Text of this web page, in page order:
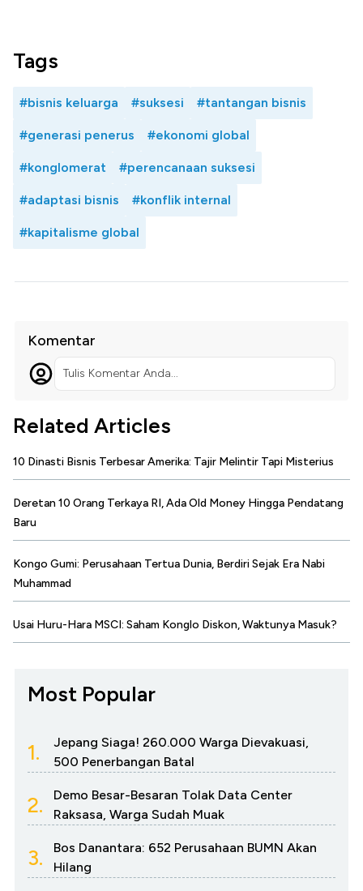
Tags
#bisnis keluarga #suksesi #tantangan bisnis
#generasi penerus #ekonomi global
#konglomerat #perencanaan suksesi
#adaptasi bisnis #konflik internal
#kapitalisme global
Komentar
Tulis Komentar Anda...
Related Articles
10 Dinasti Bisnis Terbesar Amerika: Tajir Melintir Tapi Misterius
Deretan 10 Orang Terkaya RI, Ada Old Money Hingga Pendatang
Baru
Kongo Gumi: Perusahaan Tertua Dunia, Berdiri Sejak Era Nabi
Muhammad
Usai Huru-Hara MSCI: Saham Konglo Diskon, Waktunya Masuk?
Most Popular
1.
Jepang Siaga! 260.000 Warga Dievakuasi,
500 Penerbangan Batal
2.
Demo Besar-Besaran Tolak Data Center
Raksasa, Warga Sudah Muak
3.
Bos Danantara: 652 Perusahaan BUMN Akan
Hilang